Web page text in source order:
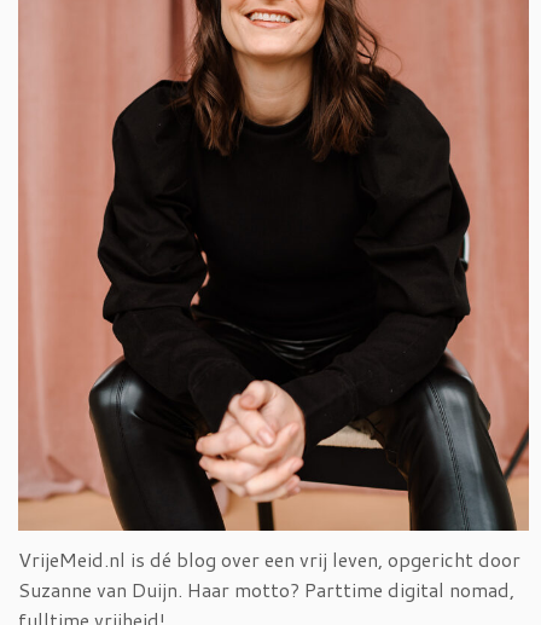
VrijeMeid.nl is dé blog over een vrij leven, opgericht door
Suzanne van Duijn. Haar motto? Parttime digital nomad,